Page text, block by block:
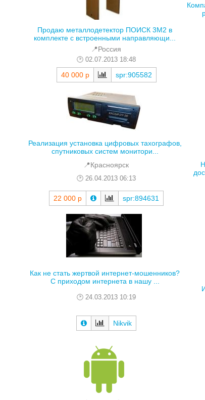
Продаю металлодетектор ПОИСК 3М2 в
комплекте с встроенными направляющи...
📍Россия
02.07.2013 18:48
40 000 р spr:905582
Реализация установка цифровых тахографов,
спутниковых систем монитори...
📍Красноярск
26.04.2013 06:13
22 000 р spr:894631
Как не стать жертвой интернет-мошенников?
С приходом интернета в нашу ...
24.03.2013 10:19
Nikvik